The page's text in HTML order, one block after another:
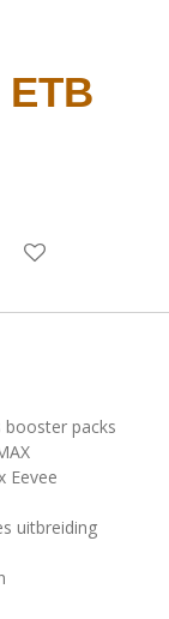
booster packs
Eevee
uitbreiding